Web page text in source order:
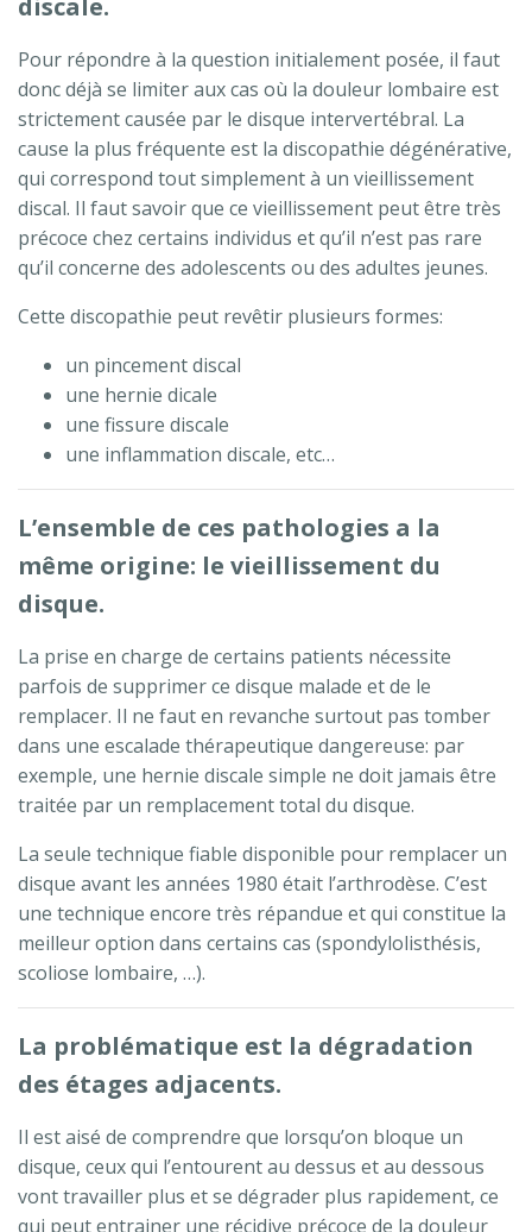
discale.
Pour répondre à la question initialement posée, il faut
donc déjà se limiter aux cas où la douleur lombaire est
strictement causée par le disque intervertébral. La
cause la plus fréquente est la discopathie dégénérative,
qui correspond tout simplement à un vieillissement
discal. Il faut savoir que ce vieillissement peut être très
précoce chez certains individus et qu’il n’est pas rare
qu’il concerne des adolescents ou des adultes jeunes.
Cette discopathie peut revêtir plusieurs formes:
un pincement discal
une hernie dicale
une fissure discale
une inflammation discale, etc…
L’ensemble de ces pathologies a la
même origine: le vieillissement du
disque.
La prise en charge de certains patients nécessite
parfois de supprimer ce disque malade et de le
remplacer. Il ne faut en revanche surtout pas tomber
dans une escalade thérapeutique dangereuse: par
exemple, une hernie discale simple ne doit jamais être
traitée par un remplacement total du disque.
La seule technique fiable disponible pour remplacer un
disque avant les années 1980 était l’arthrodèse. C’est
une technique encore très répandue et qui constitue la
meilleur option dans certains cas (spondylolisthésis,
scoliose lombaire, …).
La problématique est la dégradation
des étages adjacents.
Il est aisé de comprendre que lorsqu’on bloque un
disque, ceux qui l’entourent au dessus et au dessous
vont travailler plus et se dégrader plus rapidement, ce
qui peut entrainer une récidive précoce de la douleur